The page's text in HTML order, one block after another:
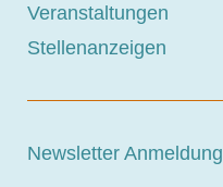
Veranstaltungen
Stellenanzeigen
Newsletter Anmeldung